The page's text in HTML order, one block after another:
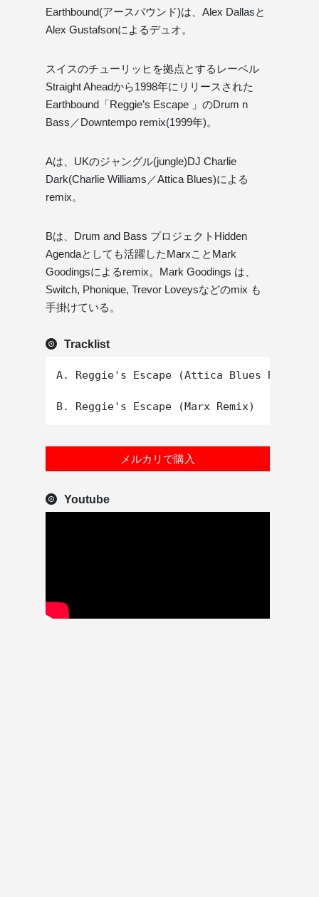
Earthbound(アースバウンド)は、Alex Dallasと
Alex Gustafsonによるデュオ。
スイスのチューリッヒを拠点とするレーベル
Straight Aheadから1998年にリリースされた
Earthbound「Reggie’s Escape 」のDrum n
Bass／Downtempo remix(1999年)。
Aは、UKのジャングル(jungle)DJ Charlie
Dark(Charlie Williams／Attica Blues)による
remix。
Bは、Drum and Bass プロジェクトHidden
Agendaとしても活躍したMarxことMark
Goodingsによるremix。Mark Goodings は、
Switch, Phonique, Trevor Loveysなどのmix も
手掛けている。
Tracklist
A. Reggie's Escape (Attica Blues Remix)
メルカリで購入
Youtube